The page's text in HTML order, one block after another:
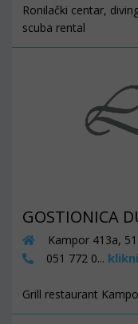
Ronilački centar,
scuba rental
GOSTIONICA
Kampor 413a,
051 772 0...
Grill restaurant